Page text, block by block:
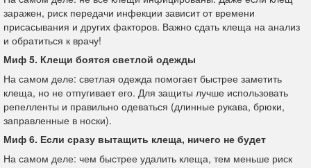
заражен, риск передачи инфекции зависит от времени
присасывания и других факторов. Важно сдать клеща на анализ
и обратиться к врачу!
Миф 5. Клещи боятся светлой одежды
На самом деле: светлая одежда помогает быстрее заметить
клеща, но не отпугивает его. Для защиты лучше использовать
репелленты и правильно одеваться (длинные рукава, брюки,
заправленные в носки).
Миф 6. Если сразу вытащить клеща, ничего не будет
На самом деле: чем быстрее удалить клеща, тем меньше риск